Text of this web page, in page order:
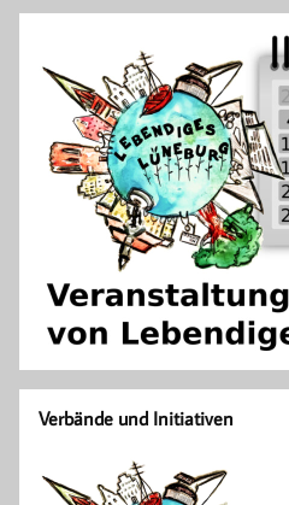
Verbände und Initiativen